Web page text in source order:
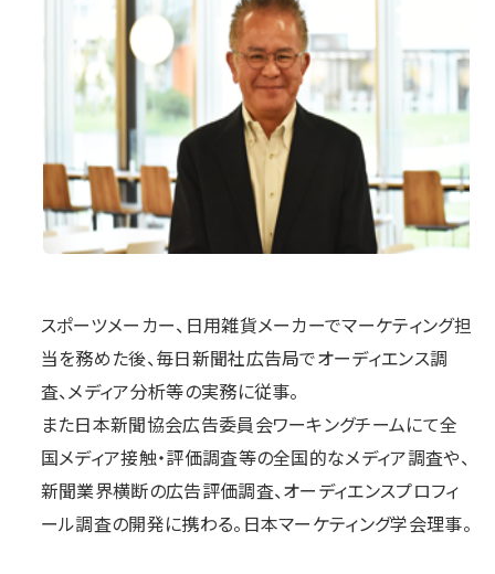
スポーツメーカー、日用雑貨メーカーでマーケティング担
当を務めた後、毎日新聞社広告局でオーディエンス調
査、メディア分析等の実務に従事。
また日本新聞協会広告委員会ワーキングチームにて全
国メディア接触・評価調査等の全国的なメディア調査や、
新聞業界横断の広告評価調査、オーディエンスプロフィ
ール調査の開発に携わる。日本マーケティング学会理事。